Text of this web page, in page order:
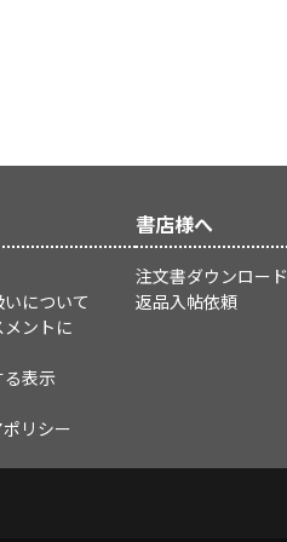
について
ントに
表示
リシー
書店様へ
注文書ダウンロード
返品入帖依頼